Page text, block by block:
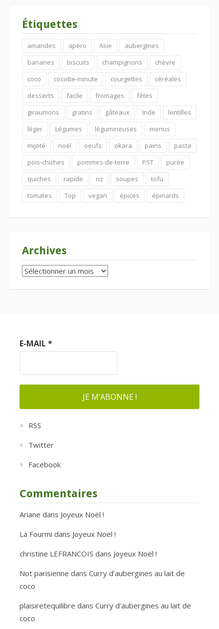
Étiquettes
amandes apéro Asie
aubergines
bananes
biscuits champignons
chèvre
coco
cocotte-minute courgettes
céréales
desserts
facile fromages
fêtes
giraumons
gratins gâteaux Inde
lentilles
léger
Légumes légumineuses
menus
mijoté
noël oeufs okara pains
pasta
pois-chiches
pommes-de-terre PST
purée
quiches
rapide riz soupes
tofu
tomates
Top vegan épices épinards
Archives
Archives
E-MAIL *
RSS
Twitter
Facebook
Commentaires
Ariane dans Joyeux Noël !
La Fourmi dans Joyeux Noël !
christine LEFRANCOIS dans Joyeux Noël !
Not parisienne dans Curry d’aubergines au lait de
coco
plaisiretequilibre dans Curry d’aubergines au lait de
coco